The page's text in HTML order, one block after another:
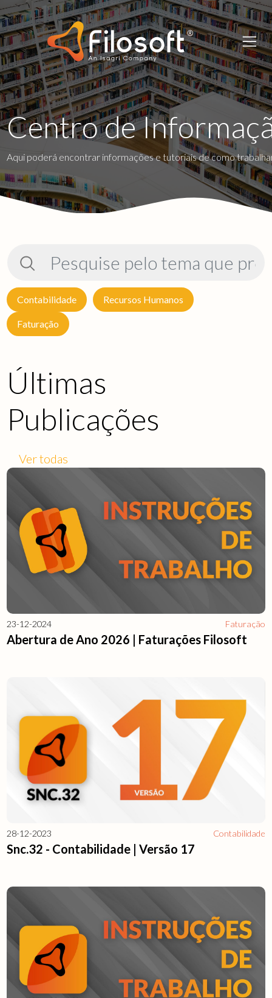
Centro de
Aqui poderá encontrar informações e tutoriais de como
Contabilidade Recursos Humanos
Faturação
Últimas
Publicações
Ver todas
23-12-2024 Faturação
Abertura de Ano 2026 | Faturações Filosoft
28-12-2023 Contabilidade
Snc.32 - Contabilidade | Versão 17